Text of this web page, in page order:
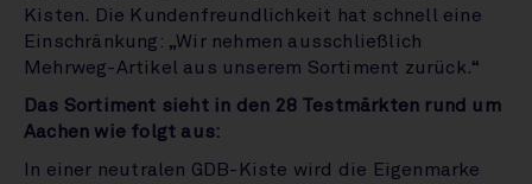
Kisten. Die Kundenfreundlichkeit hat schnell eine
Einschränkung: „Wir nehmen ausschließlich
Mehrweg-Artikel aus unserem Sortiment zurück.“
Das Sortiment sieht in den 28 Testmärkten rund um
Aachen wie folgt aus:
In einer neutralen GDB-Kiste wird die Eigenmarke